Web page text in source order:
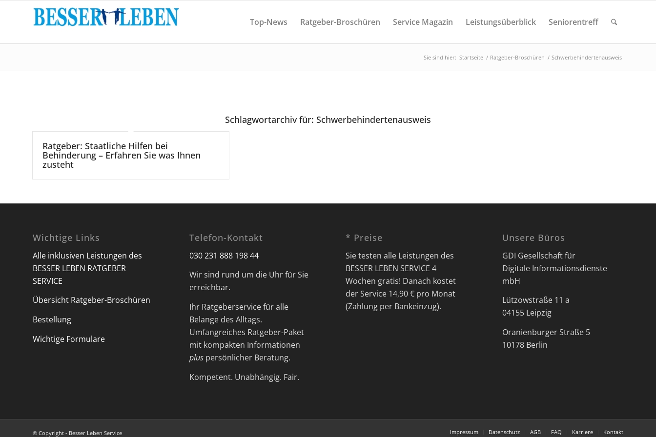
Top-News Ratgeber-Broschüren Service Magazin Leistungsüberblick Seniorentreff
Sie sind hier: Startseite / Ratgeber-Broschüren / Schwerbehindertenausweis
Schlagwortarchiv für: Schwerbehindertenausweis
Ratgeber: Staatliche Hilfen bei
Behinderung – Erfahren Sie was Ihnen
zusteht
Wichtige Links
Alle inklusiven Leistungen des
BESSER LEBEN RATGEBER
SERVICE
Übersicht Ratgeber-Broschüren
Bestellung
Wichtige Formulare
Telefon-Kontakt
030 231 888 198 44
Wir sind rund um die Uhr für Sie
erreichbar.
Ihr Ratgeberservice für alle
Belange des Alltags.
Umfangreiches Ratgeber-Paket
mit kompakten Informationen
pluspersönlicher Beratung.
Kompetent. Unabhängig. Fair.
* Preise
Sie testen alle Leistungen des
BESSER LEBEN SERVICE 4
Wochen gratis! Danach kostet
der Service 14,90 € pro Monat
(Zahlung per Bankeinzug).
Unsere Büros
GDI Gesellschaft für
Digitale Informationsdienste
mbH
Lützowstraße 11 a
04155 Leipzig
Oranienburger Straße 5
10178 Berlin
© Copyright - Besser Leben Service Impressum Datenschutz AGB FAQ Karriere Kontakt